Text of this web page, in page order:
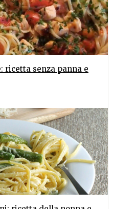
ricetta senza panna e